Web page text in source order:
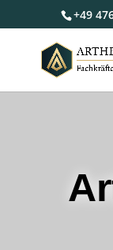
+49